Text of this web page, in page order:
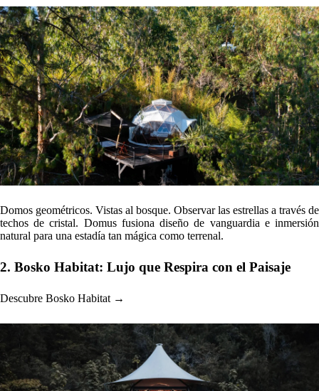
Domos geométricos. Vistas al bosque. Observar las estrellas a través de
techos de cristal. Domus fusiona diseño de vanguardia e inmersión
natural para una estadía tan mágica como terrenal.
2. Bosko Habitat: Lujo que Respira con el Paisaje
Descubre Bosko Habitat →